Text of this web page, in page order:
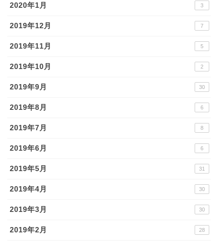
2020年1月 3
2019年12月 7
2019年11月 5
2019年10月 2
2019年9月 30
2019年8月 6
2019年7月 8
2019年6月 6
2019年5月 31
2019年4月 30
2019年3月 30
2019年2月 28